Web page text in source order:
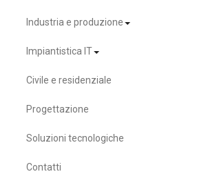
Industria e produzione
Impiantistica IT
Civile e residenziale
Progettazione
Soluzioni tecnologiche
Contatti